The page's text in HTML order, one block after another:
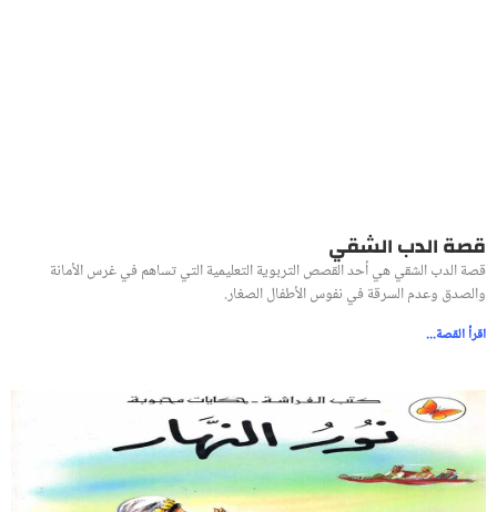
قصة الدب الشقي
قصة الدب الشقي هي أحد القصص التربوية التعليمية التي تساهم في غرس الأمانة
والصدق وعدم السرقة في نفوس الأطفال الصغار.
اقرأ القصة...